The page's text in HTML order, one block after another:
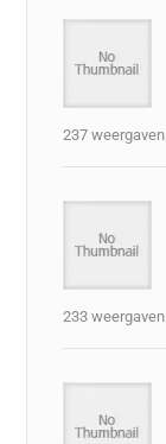
237 weergaven
233 weergaven